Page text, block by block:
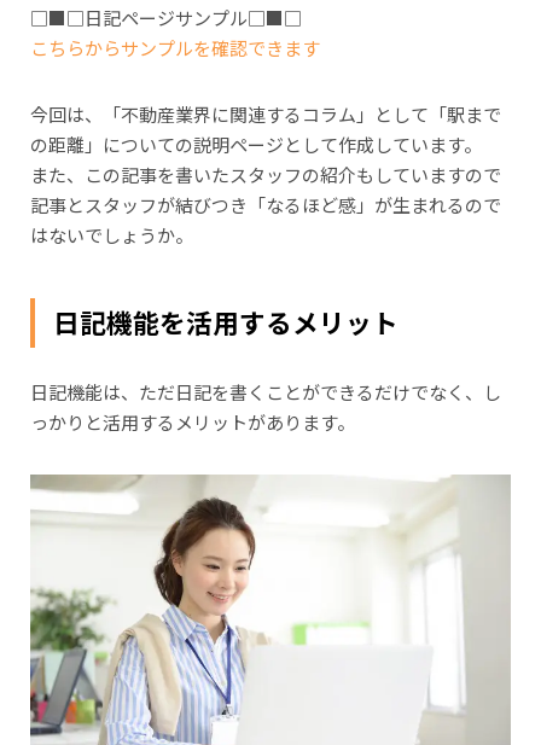
□■□日記ページサンプル□■□
こちらからサンプルを確認できます
今回は、「不動産業界に関連するコラム」として「駅まで
の距離」についての説明ページとして作成しています。
また、この記事を書いたスタッフの紹介もしていますので
記事とスタッフが結びつき「なるほど感」が生まれるので
はないでしょうか。
日記機能を活用するメリット
日記機能は、ただ日記を書くことができるだけでなく、し
っかりと活用するメリットがあります。